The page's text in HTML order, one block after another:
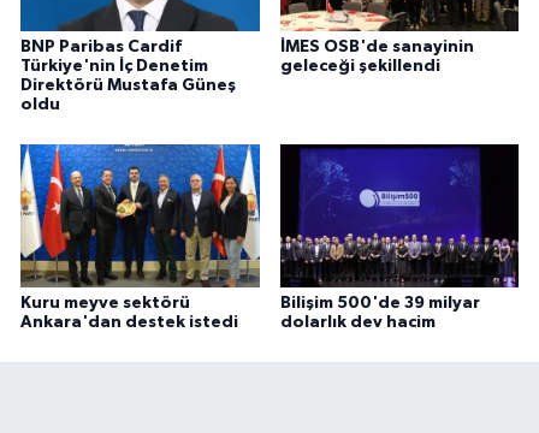
BNP Paribas Cardif
Türkiye'nin İç Denetim
Direktörü Mustafa Güneş
oldu
İMES OSB'de sanayinin
geleceği şekillendi
Kuru meyve sektörü
Ankara'dan destek istedi
Bilişim 500'de 39 milyar
dolarlık dev hacim